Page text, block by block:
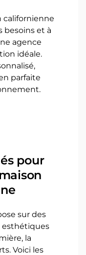
californienne
besoins et à
agence
idéale.
parfaite
pour
sur des
esthétiques
la
Voici les